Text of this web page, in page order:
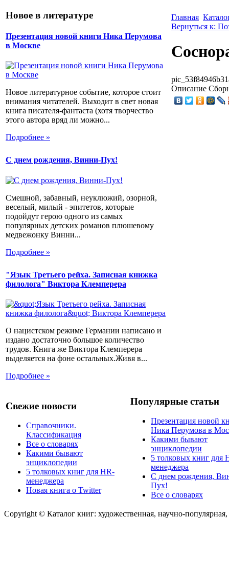
Новое в литературе
Презентация новой книги Ника Перумова
в Москве
Новое литературное событие, которое стоит
внимания читателей. Выходит в свет новая
книга писателя-фантаста (хотя творчество
этого автора вряд ли можно...
Подробнее »
С днем рождения, Винни-Пух!
Смешной, забавный, неуклюжий, озорной,
веселый, милый - эпитетов, которые
подойдут герою одного из самых
популярных детских романов плюшевому
медвежонку Винни...
Подробнее »
"Язык Третьего рейха. Записная книжка
филолога" Виктора Клемперера
О нацистском режиме Германии написано и
издано достаточно большое количество
трудов. Книга же Виктора Клемперера
выделяется на фоне остальных.Живя в...
Подробнее »
Главная
Вернуться к:
Описание
Свежие новости
Справочники.
Классификация
Все о словарях
Какими бывают
энциклопедии
5 толковых книг для HR-
менеджера
Новая книга о Twitter
Популярные статьи
Презентация новой
Ника Перумова в
Какими бывают
энциклопедии
5 толковых книг для
менеджера
С днем рождения,
Пух!
Все о словарях
Copyright © Каталог книг: художественная, научно-